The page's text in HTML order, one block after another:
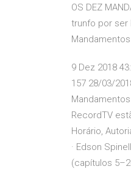
OS DEZ
trunfo por ser
9 Dez 2018
157 28/03/
RecordTV
Horário,
· Edson
(capítulos